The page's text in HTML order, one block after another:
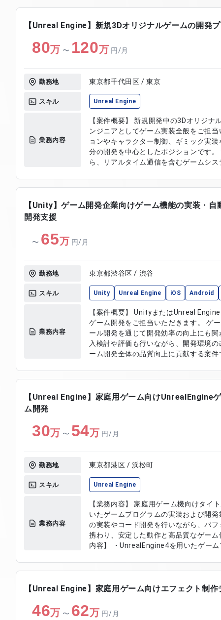
SubstancePainterを用いた3Dデザイン
【Unreal Engine】新規3Dオリジナルゲームの開発
80万 〜 120万 円/月
勤務地 東京都千代田区 / 東京
スキル Unreal Engine
業務内容
【案件概要】 新規開発中の3Dオリジナ
ンジニアとしてゲーム実装全般をご担
ョンやキャラクター制御、ギミック実
分の開発を中心としたポジションです
ら、リアルタイム通信を含むゲームシ
開発 ・UI/UX設計および実装対応 ・
ム通信対戦制御の開発 ・ゲーム開発に
【Unity】ゲーム開発企業向けゲーム機能の実装・自
開発支援
〜 65万 円/月
勤務地 東京都渋谷区 / 渋谷
スキル Unity Unreal Engine iOS Android
業務内容
【案件概要】 UnityまたはUnreal
ゲーム開発をご担当いただきます。 ゲ
ール開発を通じて開発効率の向上にも
入検討や評価も行いながら、開発環境
ーム開発全体の品質向上に貢献する案件です。 【作業内容】 ・
【Unreal Engine】家庭用ゲーム向けUnrealEngine
ム開発
30万 〜 54万 円/月
勤務地 東京都港区 / 浜松町
スキル Unreal Engine
業務内容
【業務内容】 家庭用ゲーム機向けタイ
いたゲームプログラムの実装および開
の実装やコード開発を行いながら、パ
携わり、安定した動作と高品質なゲーム体験
内容】 ・UnrealEngine4を用いたゲーム
【Unreal Engine】家庭用ゲーム向けエフェクト制作
46万 〜 62万 円/月